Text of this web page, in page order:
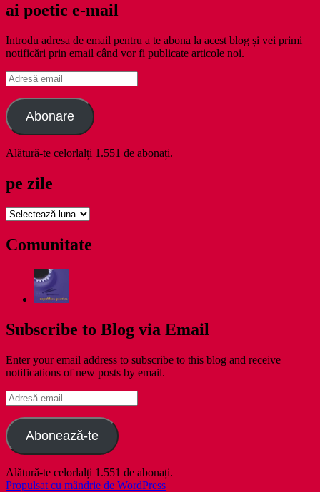
ai poetic e-mail
Introdu adresa de email pentru a te abona la acest blog și vei primi
notificări prin email când vor fi publicate articole noi.
Adresă
email
Abonare
Alătură-te celorlalți 1.551 de abonați.
pe zile
pe
Comunitate
Subscribe to Blog via Email
Enter your email address to subscribe to this blog and receive
notifications of new posts by email.
Adresă
email
Abonează-te
Alătură-te celorlalți 1.551 de abonați.
Propulsat cu mândrie de WordPress